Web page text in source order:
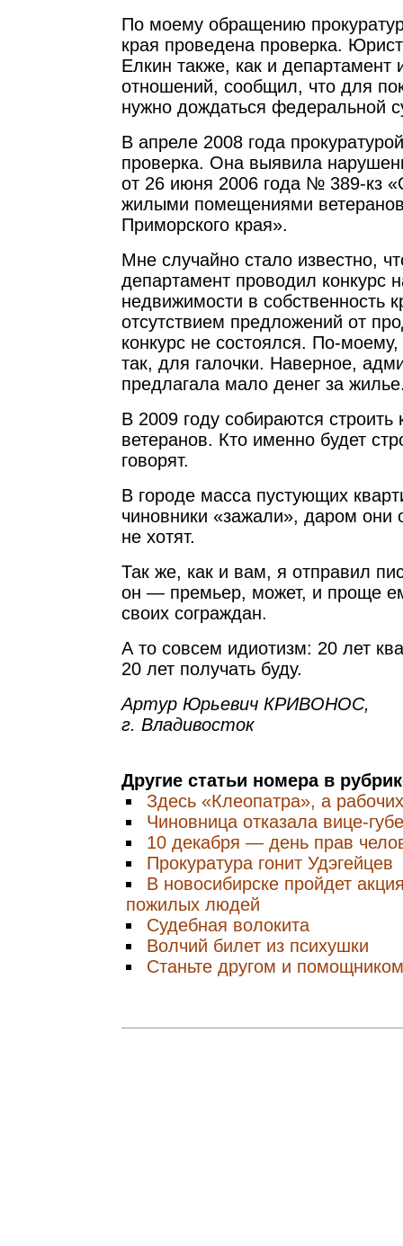
По моему обращению
края проведена проверка.
Елкин также, как и департамент
отношений, сообщил, что для
нужно дождаться федеральной
В апреле 2008 года
проверка. Она выявила
от 26 июня 2006 года № 389-кз
жилыми помещениями
Приморского края».
Мне случайно стало известно,
департамент проводил конкурс
недвижимости в собственность
отсутствием предложений от
конкурс не состоялся. По-
так, для галочки. Наверное,
предлагала мало денег за
В 2009 году собираются строить
ветеранов. Кто именно будет
говорят.
В городе масса пустующих
чиновники «зажали», даром они
не хотят.
Так же, как и вам, я отправил
он — премьер, может, и проще
своих сограждан.
А то совсем идиотизм: 20 лет
20 лет получать буду.
Артур Юрьевич КРИВОНОС,
г. Владивосток
Другие статьи номера в
Здесь «Клеопатра», а
Чиновница отказала вице-
10 декабря — день прав
Прокуратура гонит Удэгейцев
В новосибирске пройдет
пожилых людей
Судебная волокита
Волчий билет из психушки
Станьте другом и помощником